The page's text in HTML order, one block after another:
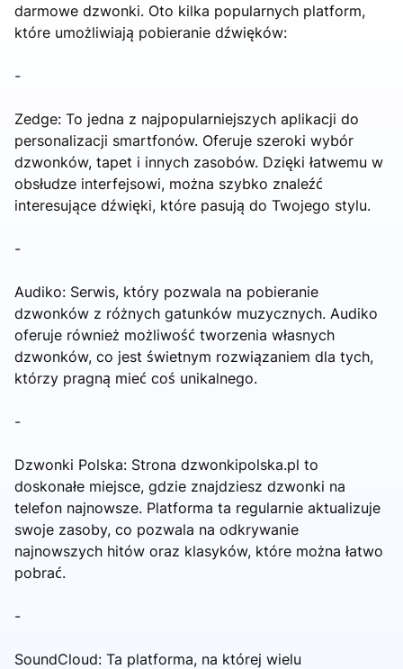
darmowe dzwonki. Oto kilka popularnych platform,
które umożliwiają pobieranie dźwięków:
-
Zedge: To jedna z najpopularniejszych aplikacji do
personalizacji smartfonów. Oferuje szeroki wybór
dzwonków, tapet i innych zasobów. Dzięki łatwemu w
obsłudze interfejsowi, można szybko znaleźć
interesujące dźwięki, które pasują do Twojego stylu.
-
Audiko: Serwis, który pozwala na pobieranie
dzwonków z różnych gatunków muzycznych. Audiko
oferuje również możliwość tworzenia własnych
dzwonków, co jest świetnym rozwiązaniem dla tych,
którzy pragną mieć coś unikalnego.
-
Dzwonki Polska: Strona dzwonkipolska.pl to
doskonałe miejsce, gdzie znajdziesz dzwonki na
telefon najnowsze. Platforma ta regularnie aktualizuje
swoje zasoby, co pozwala na odkrywanie
najnowszych hitów oraz klasyków, które można łatwo
pobrać.
-
SoundCloud: Ta platforma, na której wielu